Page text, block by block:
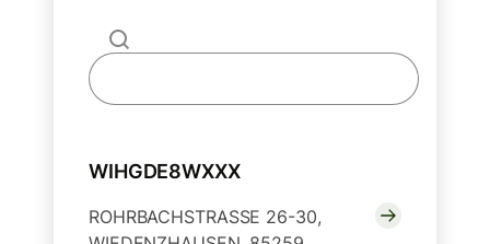
WIHGDE8WXXX
ROHRBACHSTRASSE 26-30,